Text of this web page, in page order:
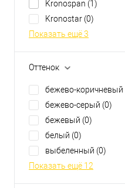
Kronospan (1)
Kronostar (0)
Показать ещё 3
Оттенок
бежево-коричневый
бежево-серый (0)
бежевый (0)
белый (0)
выбеленный (0)
Показать ещё 12